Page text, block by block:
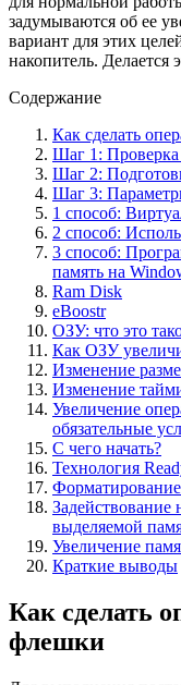
задумываются об ее
вариант для этих
накопитель. Делается
Содержание
Как сделать
Шаг 1: Проверка
Шаг 2:
Шаг 3:
1 способ:
2 способ:
3 способ:
память на
Ram Disk
eBoostr
ОЗУ: что это
Как ОЗУ
Изменение
Изменение
Увеличение
обязательные
С чего начать?
Технология
Задействование
выделяемой
Увеличение
Краткие выводы
Как сделать
флешки